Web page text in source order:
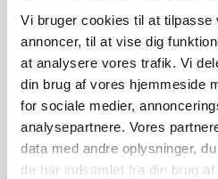
Vi bruger cookies til at tilpasse
annoncer, til at vise dig
at analysere vores trafik. Vi
din brug af vores hjemmeside
for sociale medier,
analysepartnere. Vores
data med andre oplysninger,
de har indsamlet fra din brug af
salt, peber, æg, revet løg,
karrypasta. Tilsæt melet.
skal være ret fast. Vend
form den til 16-18 runde
frikadeller på en grillpande
tager ca. 12 minutter i alt.
citrongræsstængler eller